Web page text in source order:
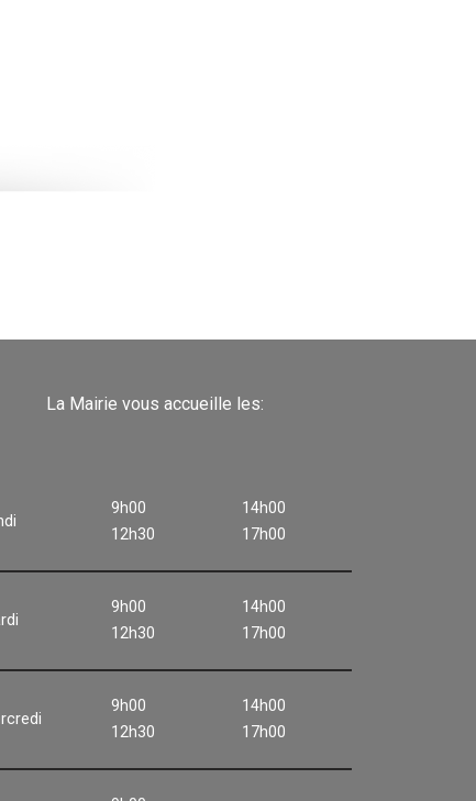
La Mairie vous accueille les:
9h00
12h30
14h00
17h00
9h00
12h30
14h00
17h00
9h00
12h30
14h00
17h00